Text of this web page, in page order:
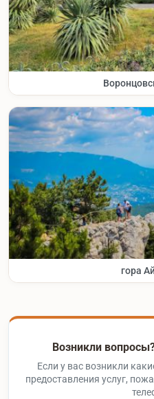
гора
Возникли
Если у вас возникли
предоставления услуг,